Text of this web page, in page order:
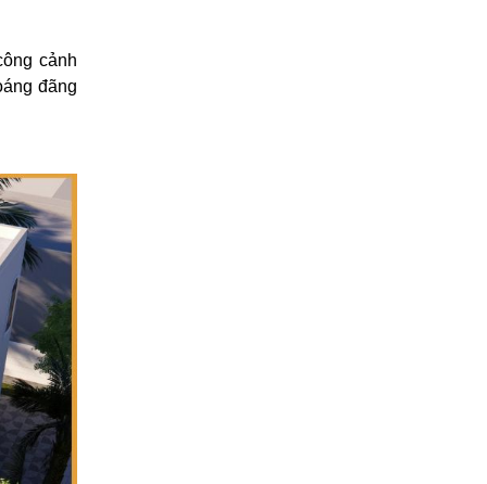
cảnh
đãng